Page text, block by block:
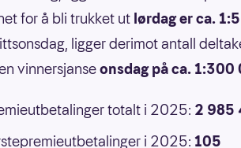
for å bli trukket ut lørdag er ca.
ligger derimot antall
vinnersjanseonsdag på ca. 1:300
totalt i 2025: 2 985
i 2025: 105